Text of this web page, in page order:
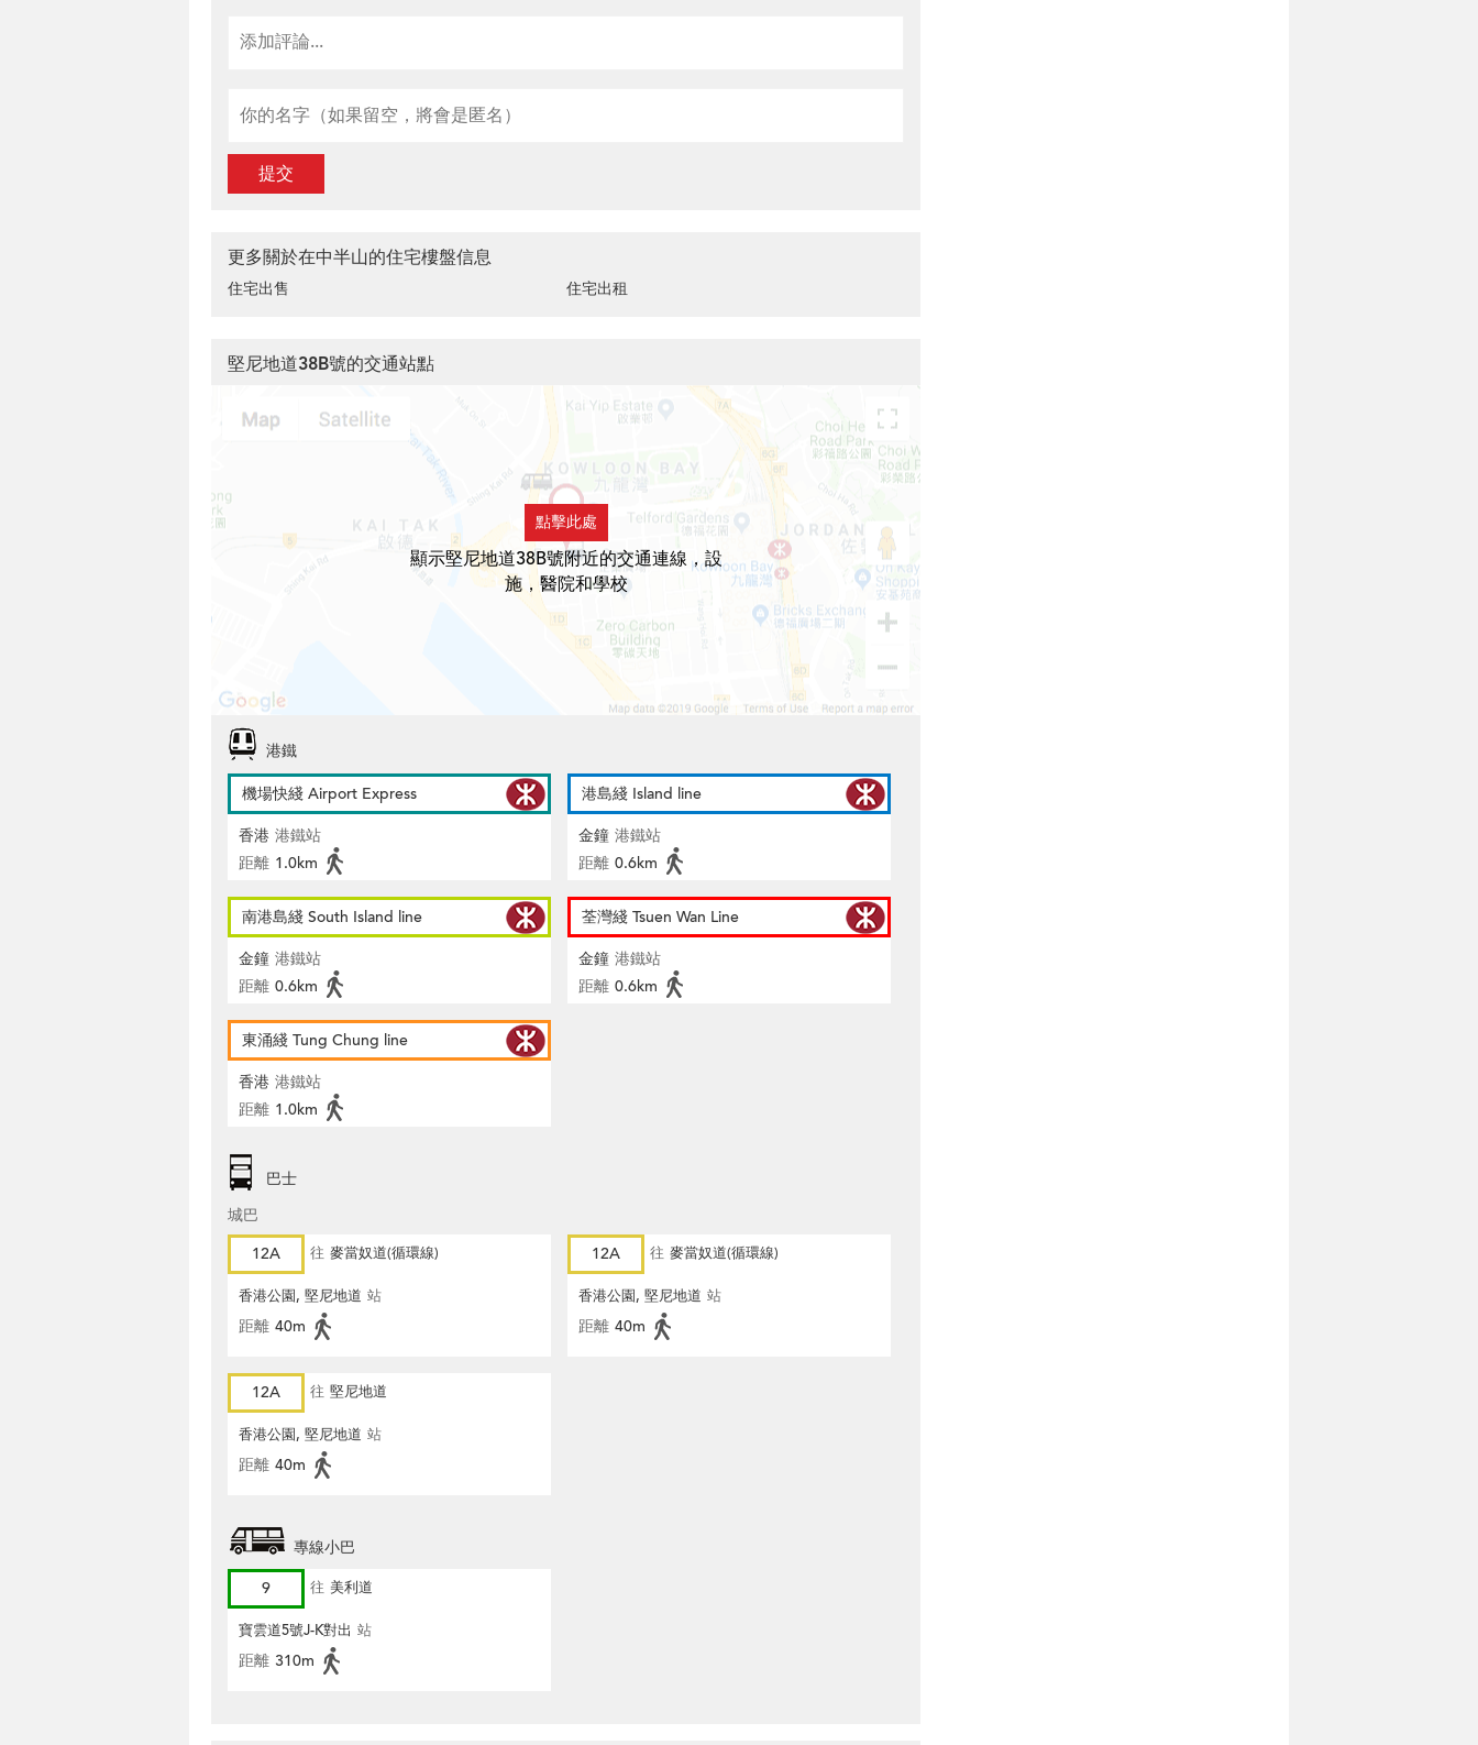
提交
更多關於在中半山的住宅樓盤信息
住宅出售 住宅出租
堅尼地道38B號的交通站點
點擊此處
顯示堅尼地道38B號附近的交通連線，設
施，醫院和學校
港鐵
機場快綫 Airport Express
香港 港鐵站
距離 1.0km
港島綫 Island line
金鐘 港鐵站
距離 0.6km
南港島綫 South Island line
金鐘 港鐵站
距離 0.6km
荃灣綫 Tsuen Wan Line
金鐘 港鐵站
距離 0.6km
東涌綫 Tung Chung line
香港 港鐵站
距離 1.0km
巴士
城巴
12A
往 麥當奴道(循環線)
香港公園, 堅尼地道 站
距離 40m
12A 往 麥當奴道(循環線)
香港公園, 堅尼地道 站
距離 40m
12A 往 堅尼地道
香港公園, 堅尼地道 站
距離 40m
專線小巴
9
往 美利道
寶雲道5號J-K對出 站
距離 310m